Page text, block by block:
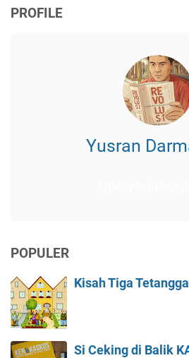
PROFILE
Yusran
POPULER
Kisah Tiga
Si Ceking di Balik